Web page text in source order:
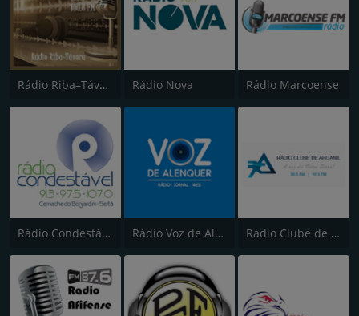
Rádio Riba–Távora Rádio Nova Rádio Marcoense
Rádio Condestável Rádio Voz de Alenquer Rádio Clube de Arganil